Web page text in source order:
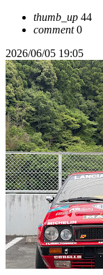
thumb_up 44
comment0
2026/06/05 19:05